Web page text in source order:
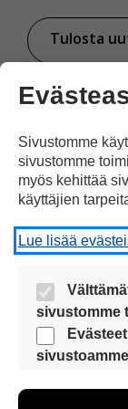
Tulosta
Jaa
Yksi
”Elbe-
Sivustomme
sivustomme
myös kehittää
käyttäjien
Lue lisää
sivustomme
Nämä
sivustoamme